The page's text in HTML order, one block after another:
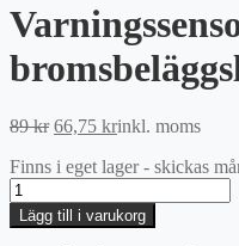
89kr Det
priset
89 kr.
66,75 krDet
priset
66,75 kr.
inkl. moms
Finns i eget lager - skickas
Varningssensor,
bromsbeläggslitage
mängd
Lägg till i varukorg